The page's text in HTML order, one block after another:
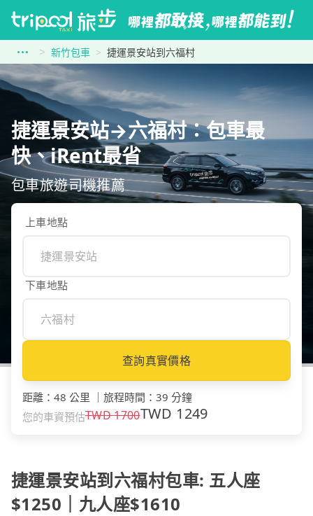
新竹包車 捷運景安站到六福村
捷運景安站→六福村：包車最
快、iRent最省
包車旅遊司機推薦
上車地點
下車地點
查詢真實價格
距離 ： 48 公里 ｜ 旅程時間 ： 39 分鐘
您的車資預估TWD1700TWD 1249
捷運景安站到六福村包車: 五人座
$1250｜九人座$1610